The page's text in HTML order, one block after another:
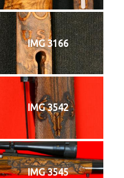
IMG 3166
IMG 3542
IMG 3545